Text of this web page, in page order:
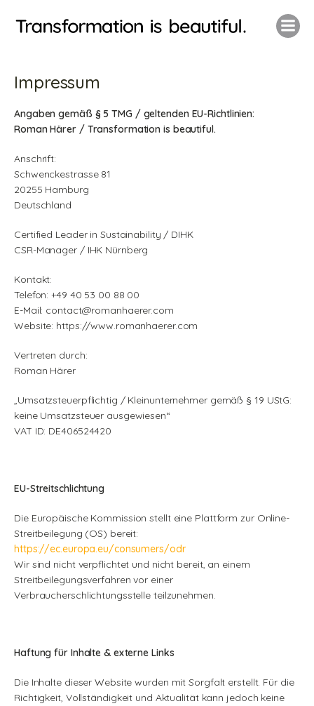
Impressum
Angaben gemäß § 5 TMG / geltenden EU-Richtlinien:
Roman Härer / Transformation is beautiful.
Anschrift:
Schwenckestrasse 81
20255 Hamburg
Deutschland
Certified Leader in Sustainability / DIHK
CSR-Manager / IHK Nürnberg
Kontakt:
Telefon: +49 40 53 00 88 00
E-Mail: contact@romanhaerer.com
Website: https://www.romanhaerer.com
Vertreten durch:
Roman Härer
„Umsatzsteuerpflichtig / Kleinunternehmer gemäß § 19 UStG:
keine Umsatzsteuer ausgewiesen“
VAT ID: DE406524420
EU-Streitschlichtung
Die Europäische Kommission stellt eine Plattform zur Online-
Streitbeilegung (OS) bereit:
https://ec.europa.eu/consumers/odr
Wir sind nicht verpflichtet und nicht bereit, an einem
Streitbeilegungsverfahren vor einer
Verbraucherschlichtungsstelle teilzunehmen.
Haftung für Inhalte & externe Links
Die Inhalte dieser Website wurden mit Sorgfalt erstellt. Für die
Richtigkeit, Vollständigkeit und Aktualität kann jedoch keine